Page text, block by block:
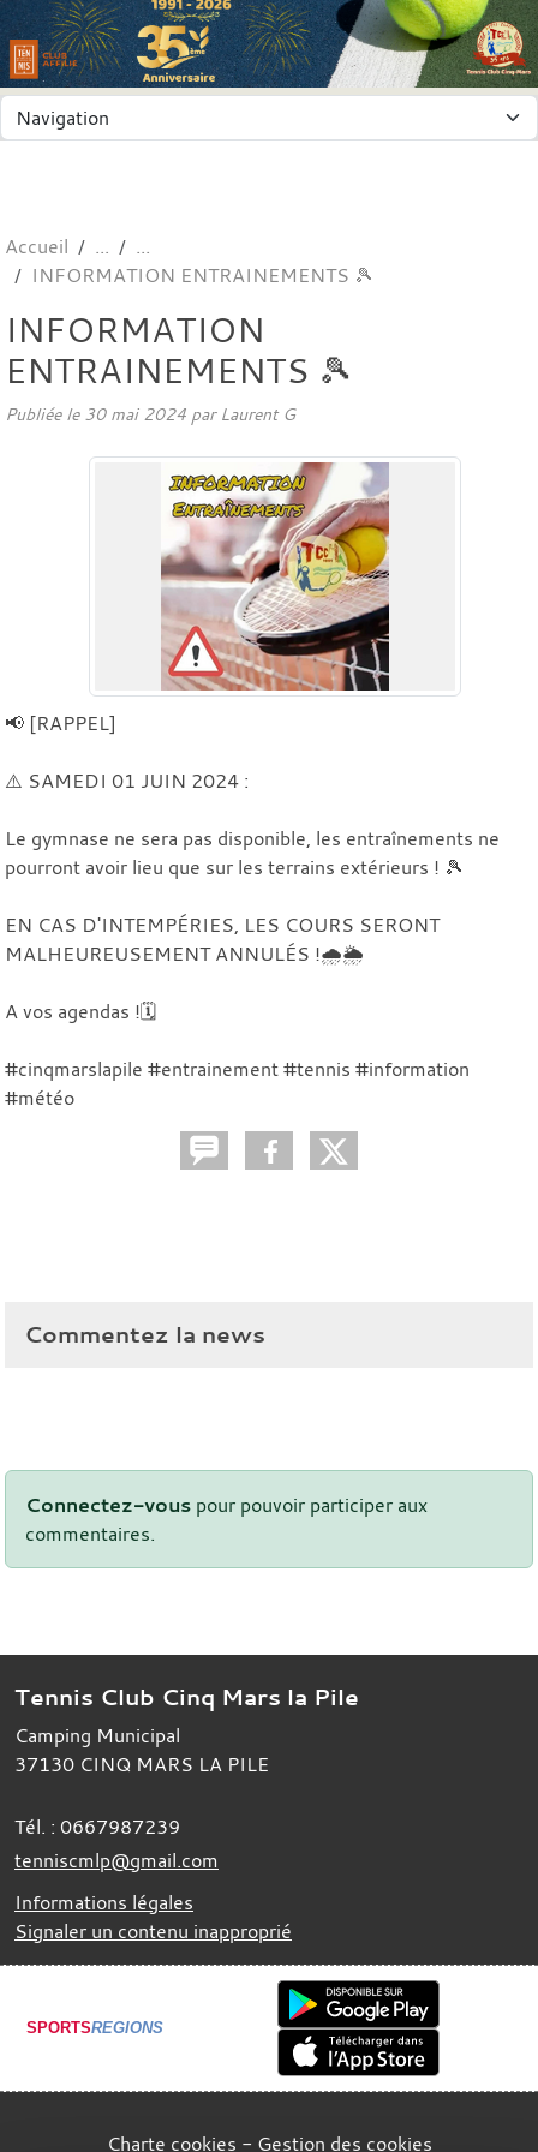
Accueil
INFORMATION ENTRAINEMENTS 🎾
INFORMATION
ENTRAINEMENTS 🎾
Publiée le 30 mai 2024 par Laurent G
📢 [RAPPEL]
⚠️ SAMEDI 01 JUIN 2024 :
Le gymnase ne sera pas disponible, les entraînements ne
pourront avoir lieu que sur les terrains extérieurs ! 🎾
EN CAS D'INTEMPÉRIES, LES COURS SERONT
MALHEUREUSEMENT ANNULÉS !🌧️🌦️
A vos agendas !🗓️
#cinqmarslapile #entrainement #tennis #information
#météo
Commentez la news
Connectez-vous pour pouvoir participer aux
commentaires.
Tennis Club Cinq Mars la Pile
Camping Municipal
37130 CINQ MARS LA PILE
Tél. : 0667987239
tenniscmlp@gmail.com
Informations légales
Signaler un contenu inapproprié
SPORTSREGIONS
Charte cookies Gestion des cookies
Panneau de gestion des cookies